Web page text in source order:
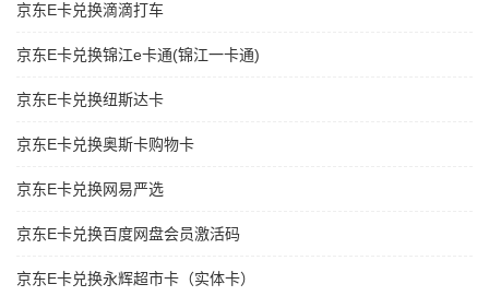
京东E卡兑换滴滴打车
京东E卡兑换锦江e卡通(锦江一卡通)
京东E卡兑换纽斯达卡
京东E卡兑换奥斯卡购物卡
京东E卡兑换网易严选
京东E卡兑换百度网盘会员激活码
京东E卡兑换永辉超市卡（实体卡）